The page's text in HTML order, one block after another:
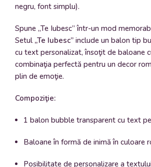
negru, font simplu).
Spune „Te Iubesc” într-un mod
Setul „Te Iubesc” include un balon tip
cu text personalizat, însoţit de baloane
combinaţia perfectă pentru un decor
plin de emoţie.
Compoziţie:
1 balon bubble transparent cu text
Baloane în formă de inimă în culoare
Posibilitate de personalizare a